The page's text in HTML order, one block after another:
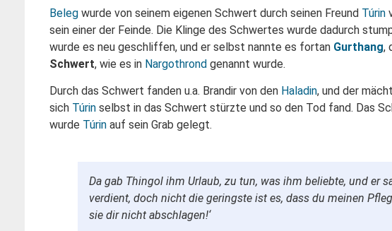
Beleg wurde von seinem eigenen Schwert durch seinen Freund Túrin
sein einer der Feinde. Die Klinge des Schwertes wurde dadurch
wurde es neu geschliffen, und er selbst nannte es fortan Gurthang,
Schwert, wie es in Nargothrond genannt wurde.
Durch das Schwert fanden u.a. Brandir von den Haladin, und der
sich Túrin selbst in das Schwert stürzte und so den Tod fand. Das
wurde Túrin auf sein Grab gelegt.
Da gab Thingol ihm Urlaub, zu tun, was ihm beliebte, und er
verdient, doch nicht die geringste ist es, dass du meinen
sie dir nicht abschlagen!‘